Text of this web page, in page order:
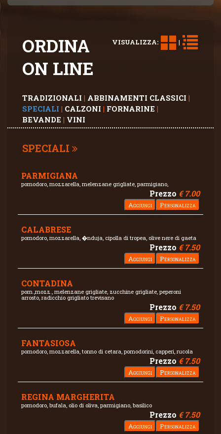
VISUALIZZA: |
ORDINA
ON LINE
TRADIZIONALI | ABBINAMENTI CLASSICI |
SPECIALI | CALZONI | FORNARINE |
BEVANDE | VINI
SPECIALI
PARMIGIANA
pomodoro, mozzarella, melenzane grigliate, parmigiano,
Prezzo € 7.00
CALABRESE
pomodoro, mozzarella, �nduja, cipolla di tropea, olive nere di gaeta
Prezzo € 7.50
CONTADINA
pom.,mozz., melenzane grigliate, zucchine grigliate, peperoni
arrosto, radicchio grigliato trevisano
Prezzo € 7.50
FANTASIOSA
pomodoro, mozzarella, tonno di cetara, pomodorini, capperi, rucola
Prezzo € 7.50
REGINA MARGHERITA
pomodoro, bufala, olio di oliva, parmigiano, basilico
Prezzo € 7.50